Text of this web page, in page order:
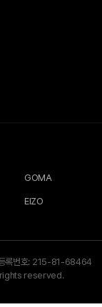
GOMA
EIZO
록번호: 215-81-68464
reserved.